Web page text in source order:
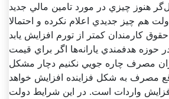
هنوز چيزي در مورد تامين مالي جديد
هم چيز جديدي اعلام نکرده و احتمالا
حوزه هدفمندي يارانه‌ها اگر براي قيمت
مصرف چاره جويي نکنيم دچار مشکل
مصرف به شکل فزاينده افزايش خواهد
واردات است. در اين شرايط دولت